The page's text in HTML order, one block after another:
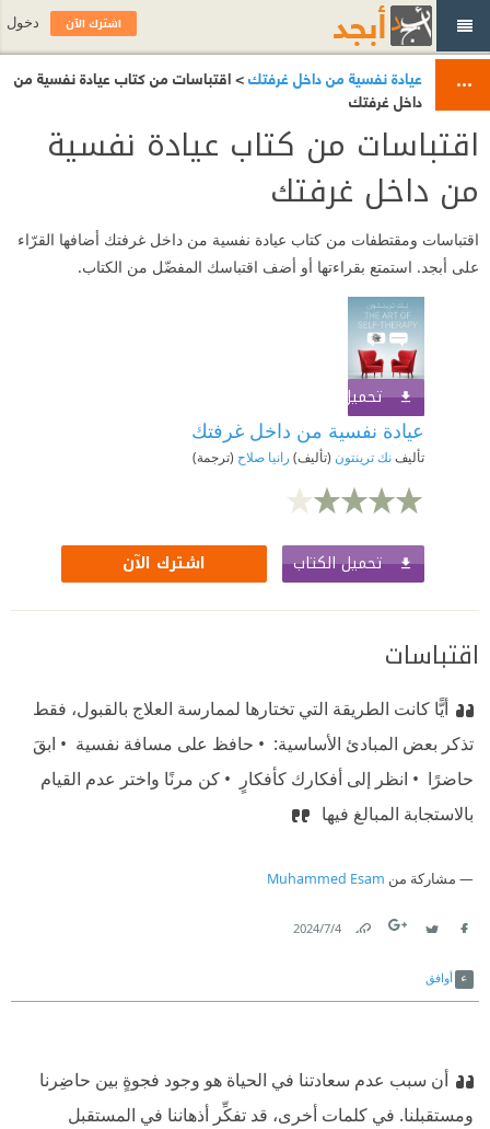
عيادة نفسية من داخل غرفتك> اقتباسات من كتاب عيادة نفسية من
داخل غرفتك
اقتباسات من كتاب عيادة نفسية
من داخل غرفتك
اقتباسات ومقتطفات من كتاب عيادة نفسية من داخل غرفتك أضافها القرّاء
على أبجد. استمتع بقراءتها أو أضف اقتباسك المفضّل من الكتاب.
تحميل الكتاب
عيادة نفسية من داخل غرفتك
تأليفنك ترينتون (تأليف) رانيا صلاح (ترجمة)
تحميل الكتاب اشترك الآن
اقتباسات
أيًّا كانت الطريقة التي تختارها لممارسة العلاج بالقبول، فقط
تذكر بعض المبادئ الأساسية: ‫ •⁠ حافظ على مسافة نفسية ‫ •⁠ ابقَ
حاضرًا ‫ •⁠ انظر إلى أفكارك كأفكارٍ ‫ •⁠ كن مرنًا واختر عدم القيام
بالاستجابة المبالغ فيها ‫
مشاركة من Muhammed Esam
4‏/7‏/2024
أوافق
أن سبب عدم سعادتنا في الحياة هو وجود فجوةٍ بين حاضِرنا
ومستقبلنا. في كلمات أخرى، قد تفكِّر أذهاننا في المستقبل
اشترك الآن دخول